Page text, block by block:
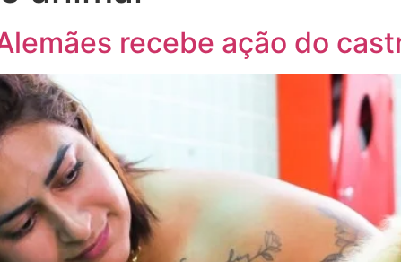
recebe ação do